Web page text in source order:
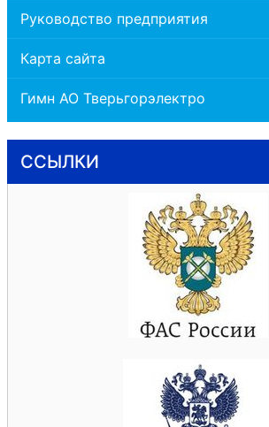
Руководство предприятия
Карта сайта
Гимн АО Тверьгорэлектро
ССЫЛКИ